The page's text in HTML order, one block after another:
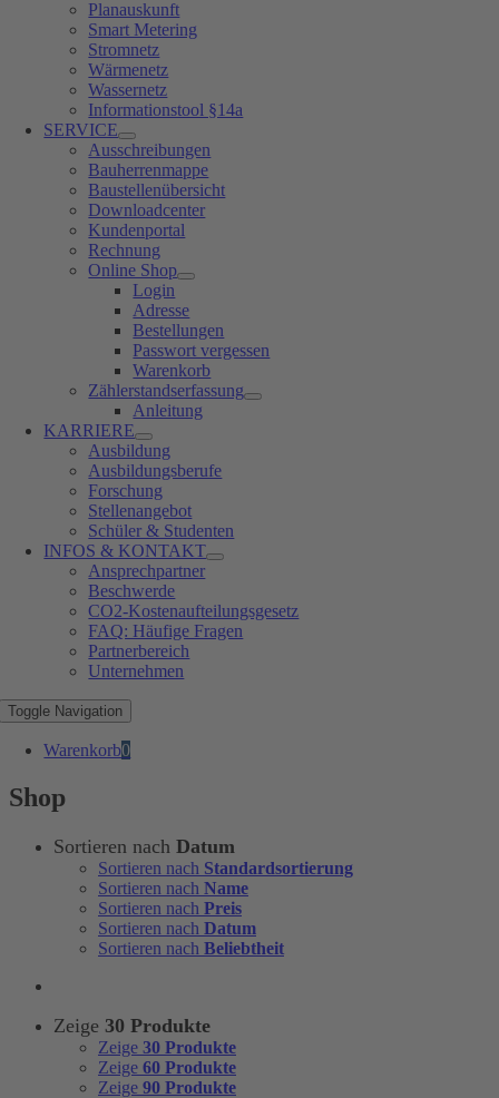
Planauskunft
Smart Metering
Stromnetz
Wärmenetz
Wassernetz
Informationstool §14a
SERVICE
Ausschreibungen
Bauherrenmappe
Baustellenübersicht
Downloadcenter
Kundenportal
Rechnung
Online Shop
Login
Adresse
Bestellungen
Passwort vergessen
Warenkorb
Zählerstandserfassung
Anleitung
KARRIERE
Ausbildung
Ausbildungsberufe
Forschung
Stellenangebot
Schüler & Studenten
INFOS & KONTAKT
Ansprechpartner
Beschwerde
CO2-Kostenaufteilungsgesetz
FAQ: Häufige Fragen
Partnerbereich
Unternehmen
Toggle Navigation
Warenkorb0
Shop
Sortieren nach Datum
Sortieren nach Standardsortierung
Sortieren nach Name
Sortieren nach Preis
Sortieren nach Datum
Sortieren nach Beliebtheit
Zeige 30 Produkte
Zeige 30 Produkte
Zeige 60 Produkte
Zeige 90 Produkte